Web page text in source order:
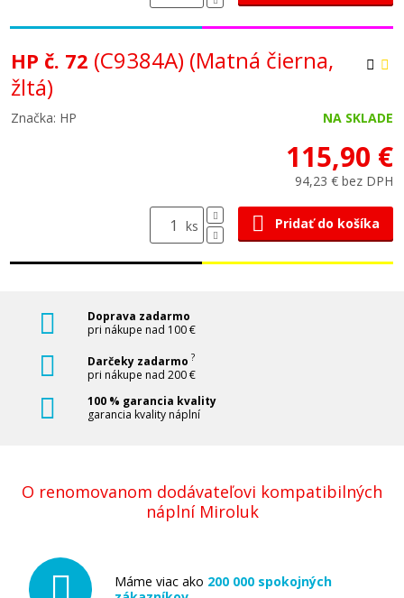
HP č. 72 (C9384A) (Matná čierna,
žltá)
Značka: HP NA SKLADE
115,90 €
94,23 € bez DPH
ks Pridať do košíka
Doprava zadarmo
pri nákupe nad 100 €
Darčeky zadarmo ?
pri nákupe nad 200 €
100 % garancia kvality
garancia kvality náplní
O renomovanom dodávateľovi kompatibilných
náplní Miroluk
Máme viac ako 200 000 spokojných